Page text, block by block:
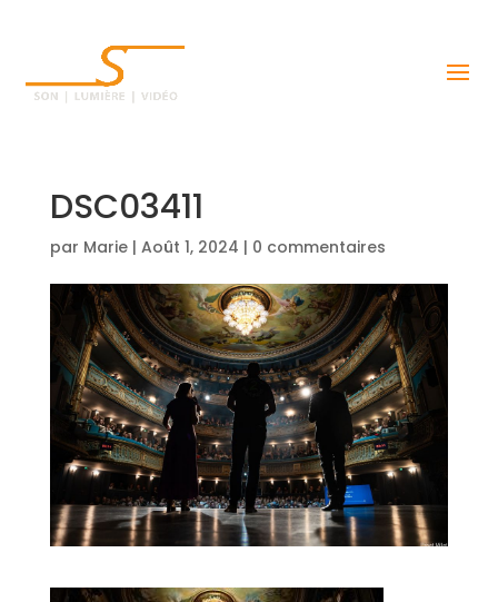
DSC03411
par Marie| Août 1, 2024 | 0 commentaires